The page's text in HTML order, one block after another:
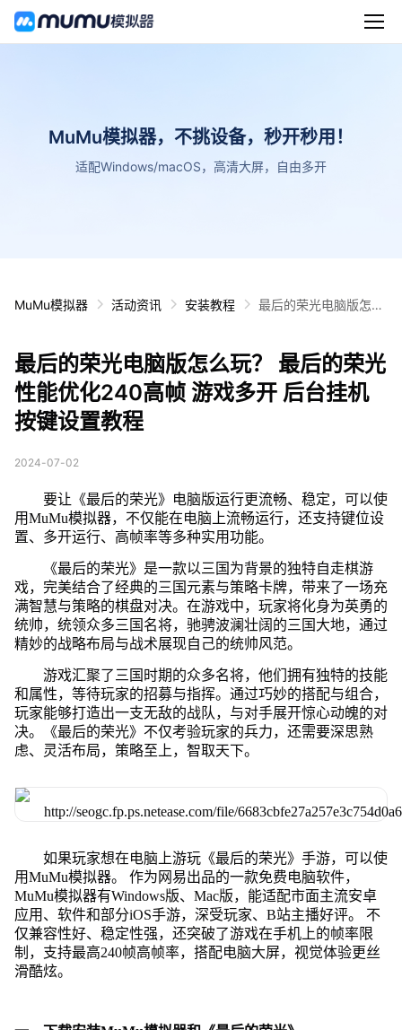
MuMu模拟器，不挑设备，秒开秒用！
适配Windows/macOS，高清大屏，自由多开
MuMu模拟器 活动资讯 安装教程
最后的荣光电脑版怎么
后台挂机 按键设置教程
最后的荣光电脑版怎么玩？ 最后的荣光
性能优化240高帧 游戏多开 后台挂机
按键设置教程
2024-07-02
要让《最后的荣光》电脑版运行更流畅、稳定，可以使
用MuMu模拟器，不仅能在电脑上流畅运行，还支持键位设
置、多开运行、高帧率等多种实用功能。
《最后的荣光》是一款以三国为背景的独特自走棋游
戏，完美结合了经典的三国元素与策略卡牌，带来了一场充
满智慧与策略的棋盘对决。在游戏中，玩家将化身为英勇的
统帅，统领众多三国名将，驰骋波澜壮阔的三国大地，通过
精妙的战略布局与战术展现自己的统帅风范。
游戏汇聚了三国时期的众多名将，他们拥有独特的技能
和属性，等待玩家的招募与指挥。通过巧妙的搭配与组合，
玩家能够打造出一支无敌的战队，与对手展开惊心动魄的对
决。《最后的荣光》不仅考验玩家的兵力，还需要深思熟
虑、灵活布局，策略至上，智取天下。
如果玩家想在电脑上游玩《最后的荣光》手游，可以使
用MuMu模拟器。 作为网易出品的一款免费电脑软件，
MuMu模拟器有Windows版、Mac版，能适配市面主流安卓
应用、软件和部分iOS手游，深受玩家、B站主播好评。 不
仅兼容性好、稳定性强，还突破了游戏在手机上的帧率限
制，支持最高240帧高帧率，搭配电脑大屏，视觉体验更丝
滑酷炫。